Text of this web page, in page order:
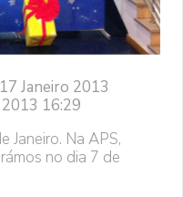
Janeiro 2013
16:29
Janeiro. Na APS,
no dia 7 de